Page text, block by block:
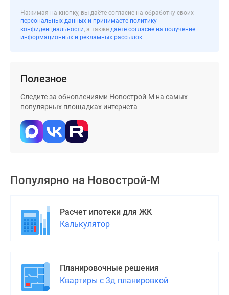
коттеджи
Новой
Москве
Готовые
коттеджные
поселки
Строящиеся
Коттеджные
Коттеджные
водоема
Коттеджные
поселки
Нажимая на кнопку, вы даёте согласие на обработку своих
персональных данных и принимаете политику
конфиденциальности, а также даёте согласие на получение
информационных и рекламных рассылок
Полезное
Следите за обновлениями Новострой-М на самых
популярных площадках интернета
Популярно на Новострой-М
Расчет ипотеки для ЖК
Калькулятор
Планировочные решения
Квартиры с 3д планировкой